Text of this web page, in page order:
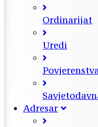
Ordinarijat
Uredi
Adresar